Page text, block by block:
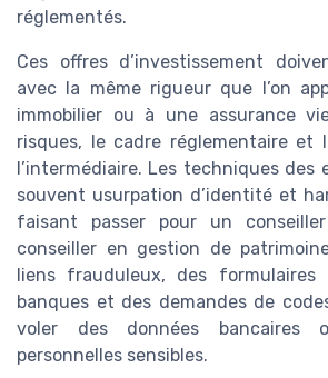
réglementés.
Ces offres d’investissement
avec la même rigueur que l’on
immobilier ou à une assurance
risques, le cadre réglementaire et
l’intermédiaire. Les techniques des
souvent usurpation d’identité et
faisant passer pour un
conseiller en gestion de
liens frauduleux, des
banques et des demandes de
voler des données bancaires
personnelles sensibles.